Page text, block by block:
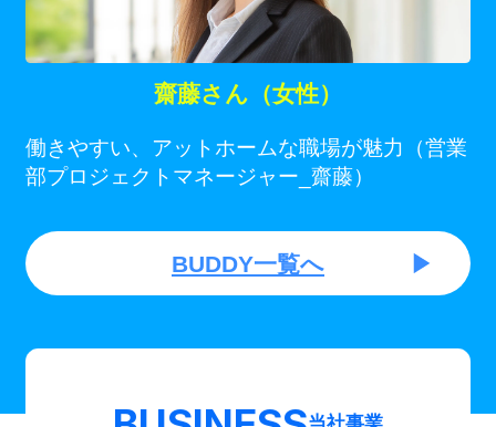
齋藤さん（女性）
働きやすい、アットホームな職場が魅力（営業
部プロジェクトマネージャー_齋藤）
BUDDY一覧へ